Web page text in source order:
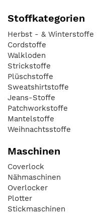
Stoffkategorien
Herbst - & Winterstoffe
Cordstoffe
Walkloden
Strickstoffe
Plüschstoffe
Sweatshirtstoffe
Jeans-Stoffe
Patchworkstoffe
Mantelstoffe
Weihnachtsstoffe
Maschinen
Coverlock
Nähmaschinen
Overlocker
Plotter
Stickmaschinen